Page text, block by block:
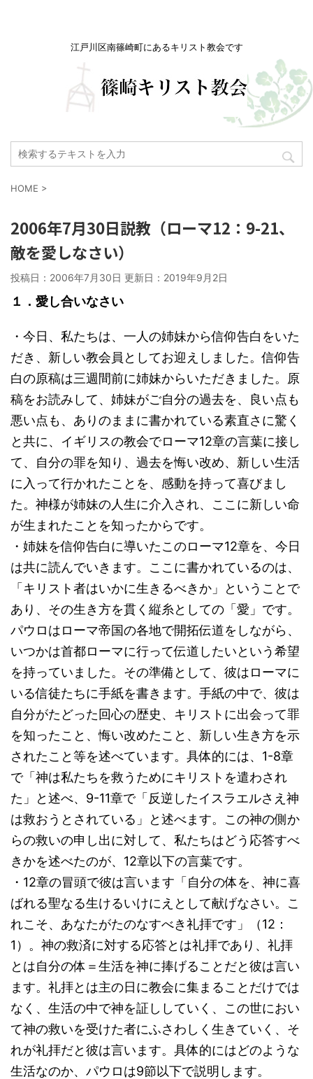
江戸川区南篠崎町にあるキリスト教会です
HOME >
2006年7月30日説教（ローマ12：9-21、
敵を愛しなさい）
投稿日：2006年7月30日 更新日： 2019年9月2日
１．愛し合いなさい
・今日、私たちは、一人の姉妹から信仰告白をいた
だき、新しい教会員としてお迎えしました。信仰告
白の原稿は三週間前に姉妹からいただきました。原
稿をお読みして、姉妹がご自分の過去を、良い点も
悪い点も、ありのままに書かれている素直さに驚く
と共に、イギリスの教会でローマ12章の言葉に接し
て、自分の罪を知り、過去を悔い改め、新しい生活
に入って行かれたことを、感動を持って喜びまし
た。神様が姉妹の人生に介入され、ここに新しい命
が生まれたことを知ったからです。
・姉妹を信仰告白に導いたこのローマ12章を、今日
は共に読んでいきます。ここに書かれているのは、
「キリスト者はいかに生きるべきか」ということで
あり、その生き方を貫く縦糸としての「愛」です。
パウロはローマ帝国の各地で開拓伝道をしながら、
いつかは首都ローマに行って伝道したいという希望
を持っていました。その準備として、彼はローマに
いる信徒たちに手紙を書きます。手紙の中で、彼は
自分がたどった回心の歴史、キリストに出会って罪
を知ったこと、悔い改めたこと、新しい生き方を示
されたこと等を述べています。具体的には、1-8章
で「神は私たちを救うためにキリストを遣わされ
た」と述べ、9-11章で「反逆したイスラエルさえ神
は救おうとされている」と述べます。この神の側か
らの救いの申し出に対して、私たちはどう応答すべ
きかを述べたのが、12章以下の言葉です。
・12章の冒頭で彼は言います「自分の体を、神に喜
ばれる聖なる生けるいけにえとして献げなさい。こ
れこそ、あなたがたのなすべき礼拝です」（12：
1）。神の救済に対する応答とは礼拝であり、礼拝
とは自分の体＝生活を神に捧げることだと彼は言い
ます。礼拝とは主の日に教会に集まることだけでは
なく、生活の中で神を証ししていく、この世におい
て神の救いを受けた者にふさわしく生きていく、そ
れが礼拝だと彼は言います。具体的にはどのような
生活なのか、パウロは9節以下で説明します。